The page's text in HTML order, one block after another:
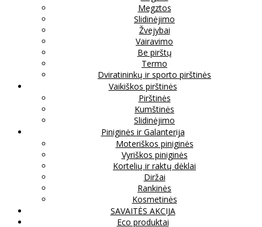
Megztos
Slidinėjimo
Žvejybai
Vairavimo
Be pirštų
Termo
Dviratininkų ir sporto pirštinės
Vaikiškos pirštinės
Pirštinės
Kumštinės
Slidinėjimo
Piniginės ir Galanterija
Moteriškos piniginės
Vyriškos piniginės
Kortelių ir raktų dėklai
Diržai
Rankinės
Kosmetinės
SAVAITĖS AKCIJA
Eco produktai